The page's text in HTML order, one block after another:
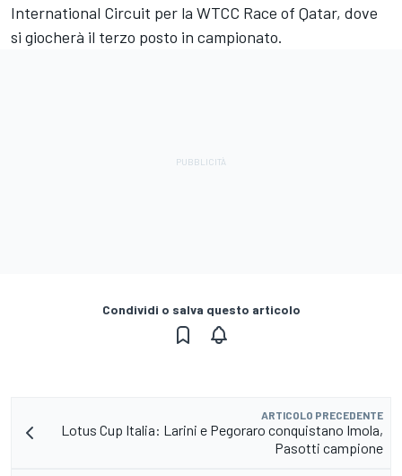
International Circuit per la WTCC Race of Qatar, dove
si giocherà il terzo posto in campionato.
Condividi o salva questo articolo
ARTICOLO PRECEDENTE
Lotus Cup Italia: Larini e Pegoraro conquistano Imola,
Pasotti campione